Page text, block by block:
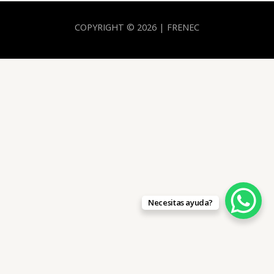
COPYRIGHT © 2026 | FRENEC
Necesitas ayuda?